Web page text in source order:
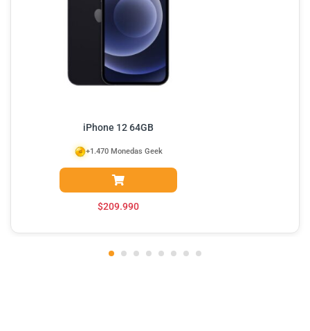
iPhone 12 64GB
$209.990
+1.470 Monedas Geek